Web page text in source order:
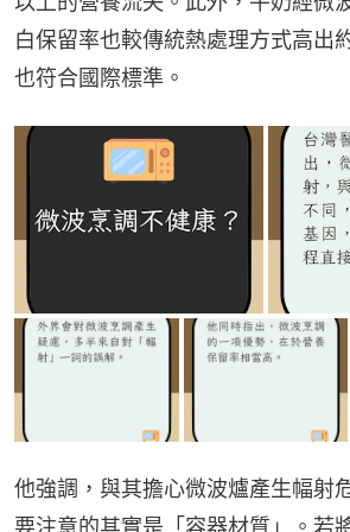
白保留率也較傳統熱處理方式高出
也符合國際標準。
他強調，與其擔心微波爐產生幅射
要注意的其實是「容器材質」。若